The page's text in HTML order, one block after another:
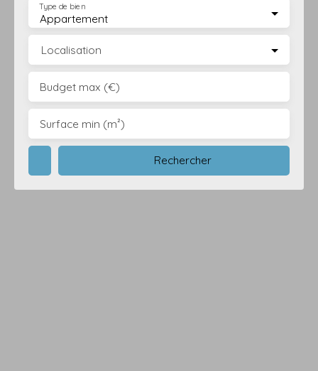
Appartement
Type de bien
Localisation
Budget max (€)
Surface min (m²)
Rechercher